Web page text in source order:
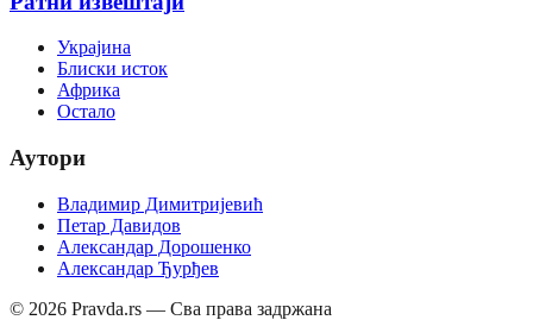
Украјина
Блиски исток
Африка
Остало
Аутори
Владимир Димитријевић
Петар Давидов
Александар Дорошенко
Александар Ђурђев
© 2026 Pravda.rs — Сва права задржана